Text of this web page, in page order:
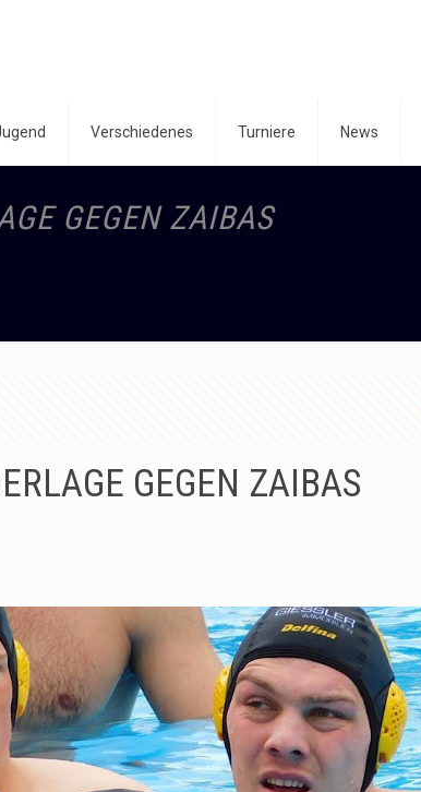
Verschiedenes Turniere News
GEGEN ZAIBAS
GEGEN ZAIBAS